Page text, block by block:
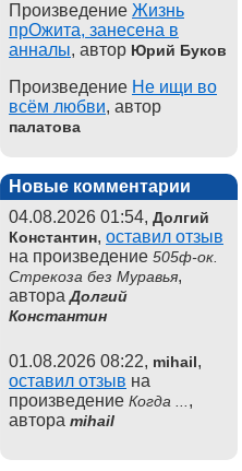
Произведение Жизнь
прОжита, занесена в
анналы, автор Юрий Буков
Произведение Не ищи во
всём любви, автор
палатова
Новые комментарии
04.08.2026 01:54, Долгий
Константин, оставил отзыв
на произведение 505ф-ок.
Стрекоза без Муравья,
автораДолгий
Константин
01.08.2026 08:22, mihail,
оставил отзыв на
произведение Когда ... ,
автора mihail